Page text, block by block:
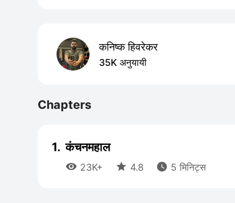
कनिष्क हिवरेकर
35K अनुयायी
Chapters
1. कंचनमहाल
 23K+  4.8  5 मिनिट्स